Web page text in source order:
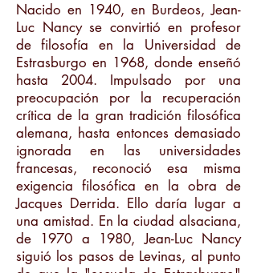
Nacido en 1940, en Burdeos, Jean-
Luc Nancy se convirtió en profesor
de filosofía en la Universidad de
Estrasburgo en 1968, donde enseñó
hasta 2004. Impulsado por una
preocupación por la recuperación
crítica de la gran tradición filosófica
alemana, hasta entonces demasiado
ignorada en las universidades
francesas, reconoció esa misma
exigencia filosófica en la obra de
Jacques Derrida. Ello daría lugar a
una amistad. En la ciudad alsaciana,
de 1970 a 1980, Jean-Luc Nancy
siguió los pasos de Levinas, al punto